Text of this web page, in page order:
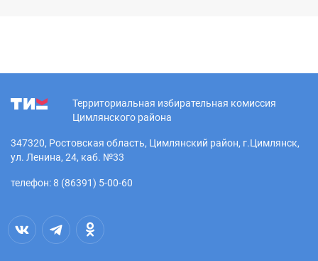
Территориальная избирательная комиссия
Цимлянского района
347320, Ростовская область, Цимлянский район, г.Цимлянск,
ул. Ленина, 24, каб. №33
телефон: 8 (86391) 5-00-60